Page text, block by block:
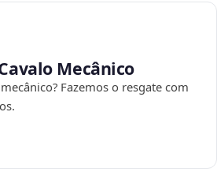
Mecânico
Fazemos o resgate com